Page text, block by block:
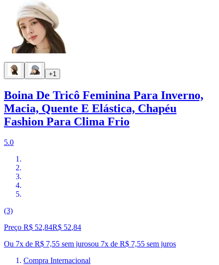
+1
Boina De Tricô Feminina Para Inverno,
Macia, Quente E Elástica, Chapéu
Fashion Para Clima Frio
5.0
(3)
Preço R$ 52,84R$ 52,84
Ou 7x de R$ 7,55 sem jurosou 7x de R$ 7,55 sem juros
Compra Internacional